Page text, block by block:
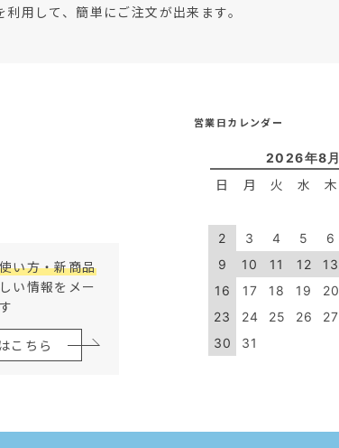
利用して、簡単にご注文が出来ます。
い方・新商品
い情報をメー
こちら
営業日カレンダー
2026年8月
日 月 火 水 木
2
3 4 5 6
9
10 11 12 13
16
17 18 19 20
23
24 25 26 27
30
31